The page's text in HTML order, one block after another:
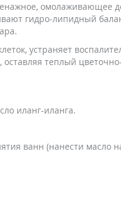
омолаживающее
гидро-липидный
устраняет
теплый
иланг-иланга.
ванн (нанести масло